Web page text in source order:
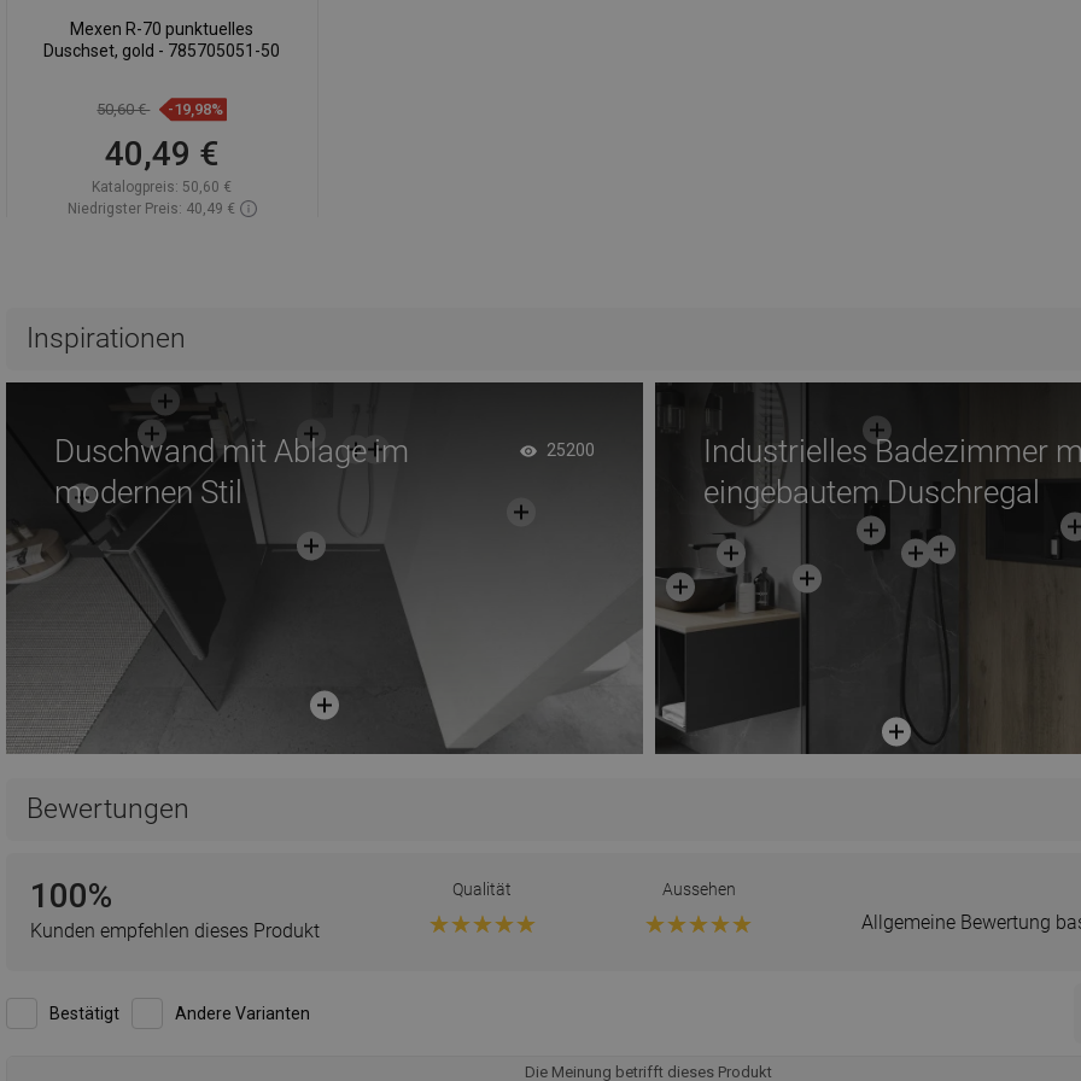
Mexen R-70 punktuelles
Duschset, gold - 785705051-50
50,60 € -19,98%
40,49 €
Katalogpreis: 50,60 €
Niedrigster Preis: 40,49 €
Vergleichen
Inspirationen
Duschwand mit Ablage im
modernen Stil
25200
Industrielles Badezimmer
eingebautem Duschregal
Bewertungen
100%
Kunden empfehlen dieses Produkt
Qualität Aussehen
Allgemeine Bewertung
Bestätigt Andere Varianten
Die Meinung betrifft dieses Produkt